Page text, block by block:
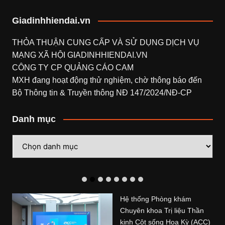
Giadinhhiendai.vn
THỎA THUẬN CUNG CẤP VÀ SỬ DỤNG DỊCH VỤ
MẠNG XÃ HỘI GIADINHHIENDAI.VN
CÔNG TY CP QUẢNG CÁO CAM
MXH đang hoạt động thử nghiệm, chờ thông báo đến
Bộ Thông tin & Truyền thông NĐ 147/2024/NĐ-CP
Danh mục
mục
Hệ thống Phòng khám
Chuyên khoa Trị liệu Thần
kinh Cột sống Hoa Kỳ (ACC)